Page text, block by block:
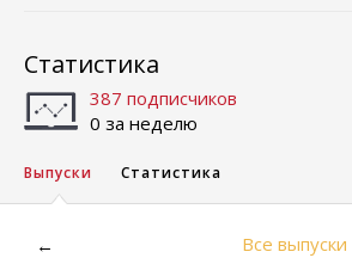
Статистика
387 подписчиков
0 за неделю
Выпуски Статистика
← Все выпуски